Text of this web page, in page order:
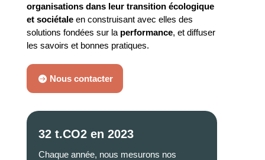
organisations dans leur transition écologique
et sociétale en construisant avec elles des
solutions fondées sur la performance, et diffuser
les savoirs et bonnes pratiques.
Nous contacter
32 t.CO2 en 2023
Chaque année, nous mesurons nos